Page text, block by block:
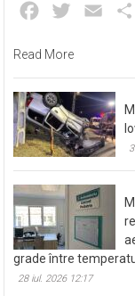
Facebook
Twitter Email
Read More
grade între
28 iul. 2026 12:17